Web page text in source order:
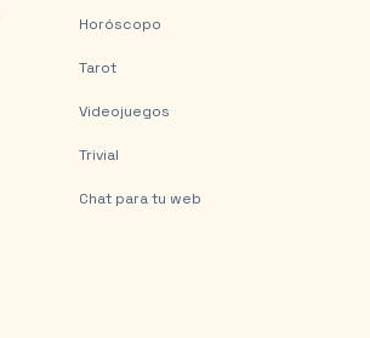
Horóscopo
Tarot
Videojuegos
Trivial
Chat para tu web